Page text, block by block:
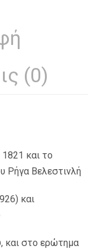
(0)
και το
Ρήγα Βελεστινλή
και
και στο ερώτημα